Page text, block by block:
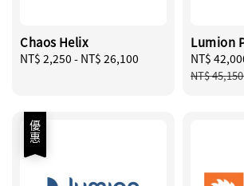
Chaos Helix
Regular
NT$ 2,250 - NT$ 26,100
Lumion
Sale
price
NT$
NT$ 45,150
優惠